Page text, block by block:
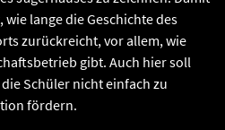
lange die Geschichte des
zurückreicht, vor allem, wie
gibt. Auch hier soll
Schüler nicht einfach zu
fördern.